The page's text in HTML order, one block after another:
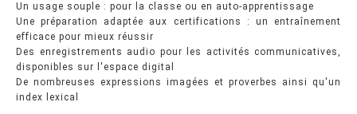
Un usage souple : pour la classe ou en auto-apprentissage
Une préparation adaptée aux certifications : un entraînement
efficace pour mieux réussir
Des enregistrements audio pour les activités communicatives,
disponibles sur l'espace digital
De nombreuses expressions imagées et proverbes ainsi qu'un
index lexical